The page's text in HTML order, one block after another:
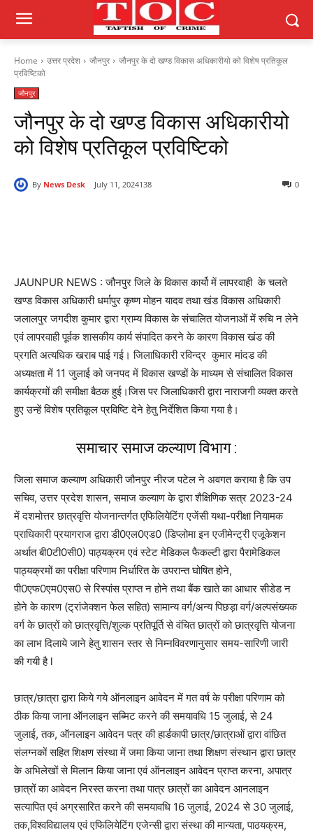
Home उत्तर प्रदेश जौनपुर
जौनपुर के दो खण्ड विकास अधिकारीयो को विशेष प्रतिकूल
प्रविष्टिको
जौनपुर
जौनपुर के दो खण्ड विकास अधिकारीयो
को विशेष प्रतिकूल प्रविष्टिको
By News Desk July 11, 2024 0
138
JAUNPUR NEWS : जौनपुर जिले के विकास कार्यो में लापरवाही के चलते
खण्ड विकास अधिकारी धर्मापुर कृष्ण मोहन यादव तथा खंड विकास अधिकारी
जलालपुर जगदीश कुमार द्वारा ग्राम्य विकास के संचालित योजनाओं में रुचि न लेने
एवं लापरवाही पूर्वक शासकीय कार्य संपादित करने के कारण विकास खंड की
प्रगति अत्यधिक खराब पाई गई। जिलाधिकारी रविन्द्र कुमार मांदड की
अध्यक्षता में 11 जुलाई को जनपद में विकास खण्डों के माध्यम से संचालित विकास
कार्यक्रमों की समीक्षा बैठक हुई।जिस पर जिलाधिकारी द्वारा नाराजगी व्यक्त करते
हुए उन्हें विशेष प्रतिकूल प्रविष्टि देने हेतु निर्देशित किया गया है।
समाचार समाज कल्याण विभाग :
जिला समाज कल्याण अधिकारी जौनपुर नीरज पटेल ने अवगत कराया है कि उप
सचिव, उत्तर प्रदेश शासन, समाज कल्याण के द्वारा शैक्षिणिक सत्र 2023-24
में दशमोत्तर छात्रवृत्ति योजनान्तर्गत एफिलियेटिंग एजेंसी यथा-परीक्षा नियामक
प्राधिकारी प्रयागराज द्वारा डी0एल0एड0 (डिप्लोमा इन एजीमेन्ट्री एजूकेशन
अर्थात बी0टी0सी0) पाठ्यक्रम एवं स्टेट मेडिकल फैकल्टी द्वारा पैरामेडिकल
पाठ्यक्रमों का परीक्षा परिणाम निर्धारित के उपरान्त घोषित होने,
पी0एफ0एम0एस0 से रिस्पांस प्राप्त न होने तथा बैंक खाते का आधार सीडेड न
होने के कारण (ट्रांजेक्शन फेल सहित) सामान्य वर्ग/अन्य पिछड़ा वर्ग/अल्पसंख्यक
वर्ग के छात्रों को छात्रवृत्ति/शुल्क प्रतिपूर्ति से वंचित छात्रों को छात्रवृत्ति योजना
का लाभ दिलाये जाने हेतु शासन स्तर से निम्नविवरणानुसार समय-सारिणी जारी
की गयी है l
छात्र/छात्रा द्वारा किये गये ऑनलाइन आवेदन में गत वर्ष के परीक्षा परिणाम को
ठीक किया जाना ऑनलाइन सब्मिट करने की समयावधि 15 जुलाई, से 24
जुलाई, तक, ऑनलाइन आवेदन पत्र की हार्डकापी छात्र/छात्राओं द्वारा वांछित
संलग्नकों सहित शिक्षण संस्था में जमा किया जाना तथा शिक्षण संस्थान द्वारा छात्र
के अभिलेखों से मिलान किया जाना एवं ऑनलाइन आवेदन प्राप्त करना, अपात्र
छात्रों का आवेदन निरस्त करना तथा पात्र छात्रों का आवेदन आनलाइन
सत्यापित एवं अग्रसारित करने की समयावधि 16 जुलाई, 2024 से 30 जुलाई,
तक,विश्वविद्यालय एवं एफिलियेटिंग एजेन्सी द्वारा संस्था की मान्यता, पाठयक्रम,